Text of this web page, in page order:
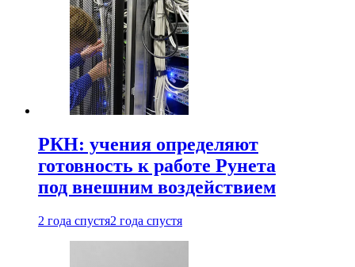
РКН: учения определяют
готовность к работе Рунета
под внешним воздействием
2 года спустя2 года спустя